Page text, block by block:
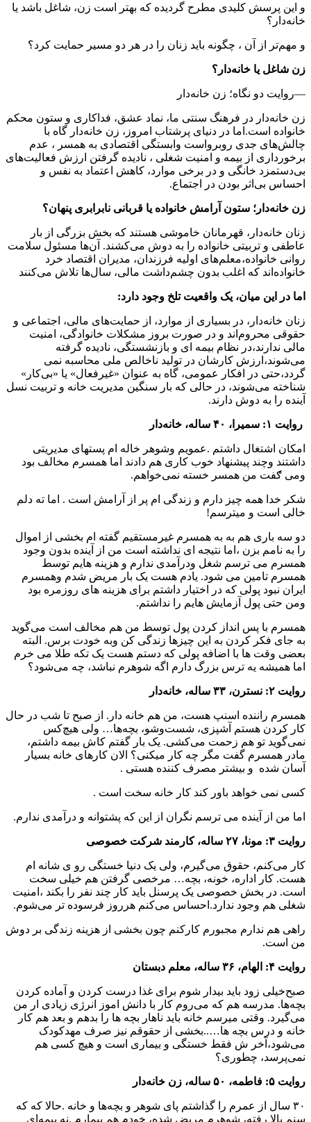
و این پرسش کلیدی مطرح گردیده که بهتر است زن، شاغل باشد یا
خانه‌دار؟
و مهم‌تر از آن ، چگونه باید زنان را در هر دو مسیر حمایت کرد؟
زن شاغل یا خانه‌دار؟
—روایت دو نگاه؛ زن خانه‌دار
زن خانه‌دار در فرهنگ سنتی ما، نماد عشق، فداکاری و ستون محکم
خانواده است.اما در دنیای پرشتاب امروز، زن خانه‌دار گاه با
چالش‌های جدی روبرواست وابستگی اقتصادی به همسر ، عدم
برخورداری از بیمه و امنیت شغلی ، نادیده گرفتن ارزش فعالیت‌های
بی‌دستمزد خانگی و در برخی موارد، کاهش اعتماد به نفس و
احساس بی‌اثر بودن در اجتماع.
زن خانه‌دار؛ ستون آرامش خانواده یا قربانی نابرابری پنهان؟
زنان خانه‌دار، قهرمانان خاموشی هستند که بخش بزرگی از بار
عاطفی و تربیتی خانواده را به دوش می‌کشند. آن‌ها مسئول سلامت
روانی خانواده‌،معلم‌های اولیه فرزندان‌، مدیران اقتصاد خرد
خانواده‌اند که اغلب بدون چشم‌داشت مالی، سال‌ها تلاش می‌کنند
اما در این میان، یک واقعیت تلخ وجود دارد:
زنان خانه‌دار، در بسیاری از موارد، از حمایت‌های مالی، اجتماعی و
حقوقی محروم‌اند و در صورت بروز مشکلات خانوادگی، امنیت
مالی ندارند،در نظام بیمه ای و بازنشستگی، نادیده گرفته
می‌شوند،ارزش کارشان در تولید ناخالص ملی محاسبه نمی
گردد،حتی در افکار عمومی، گاه به عنوان «غیرفعال» یا «بی‌کار»
شناخته می‌شوند، در حالی که بار سنگین مدیریت خانه و تربیت نسل
آینده را به دوش دارند.
روایت ۱: سمیرا، ۴۰ ساله، خانه‌دار
امکان اشتغال داشتم .عمویم وشوهر خاله ام پستهای مدیریتی
داشتند وچند پیشنهاد خوب کاری هم دادند اما همسرم مخالف بود
ومی ګفت من همسر خسته نمی‌خواهم.
شکر خدا همه چیز دارم و زندگی ام پر از آرامش است . اما ته دلم
خالی است و میترسم!
دو سه باری هم به به همسرم غیرمستقیم گفته ام بخشی از اموال
را به نامم بزن ،اما نتیجه ای نداشته است من از آینده بدون وجود
همسرم می ترسم شغل ودرآمدی ندارم و هزینه هایم توسط
همسرم تامین می شود. یادم هست یک بار مریض شدم وهمسرم
ایران نبود پولی که در اختیار داشتم برای هزینه های روزمره بود
ومن حتی پول آزمایش‌ هایم را نداشتم.
همسرم با پس انداز کردن پول توسط من هم مخالف است ‌می‌گوید
به جای فکر کردن به این چیزها زندگی کن وبه خودت برس. البته
بعضی وقت ها با اضافه پولی که دستم هست یک تکه طلا می خرم
اما همیشه یه ترس بزرگ دارم اگه شوهرم نباشد، چه می‌شود؟
روایت ۲: نسترن، ۳۳ ساله، خانه‌دار
همسرم راننده اسنپ هست، من هم خانه دار. از صبح تا شب در حال
کار کردن هستم آشپزی، شست‌وشو، بچه‌ها… ولی هیچ‌کس
نمی‌گوید تو هم زحمت می‌کشی. یک بار گفتم کاش بیمه داشتم،
مادر همسرم گفت مگر چه کار میکنی؟ الان کارهای خانه بسیار
آسان شده ‌ و بیشتر مصرف کننده هستی .
کسی نمی خواهد باور کند کار خانه سخت است .
اما من از آینده می ترسم ‌نگران از این که پشتوانه و درآمدی ندارم.
روایت ۳: مونا، ۲۷ ساله، کارمند شرکت خصوصی
کار می‌کنم، حقوق می‌گیرم، ولی یک دنیا خستگی رو ی شانه ام
هست. کار اداره، خونه، بچه… مرخصی گرفتن هم خیلی سخت
است. در بخش خصوصی یک پرسنل باید کار چند نفر را بکند ،امنیت
شغلی هم وجود ندارد.احساس می‌کنم هرروز فرسوده تر می‌شوم.
راهی هم ندارم مجبورم کارکنم چون بخشی از هزینه زندگی بر دوش
من است.
روایت ۴: الهام، ۳۶ ساله، معلم دبستان
صبح‌خیلی زود باید بیدار شوم برای غذا درست کردن و آماده کردن
بچه‌ها. مدرسه هم که می‌روم کار با دانش اموز انرژی زیادی ار من
می‌گیرد. وقتی میرسم خانه باید ناهار بچه ها را بدهم و بعد‌ هم کار
خانه و درس بچه ها…..بخشی از حقوقم نیز صرف مهدکودک
می‌شود،آخر ش فقط خستگی و بیماری است و هیچ‌ کسی هم
نمی‌پرسد، چطوری؟
روایت ۵: فاطمه، ۵۰ ساله، زن خانه‌دار
۳۰ سال از عمرم را گذاشتم پای شوهر و بچه‌ها و خانه .حالا که که
سنم بالا رفته، شوهرم مریض شده، خودم هم بیمارم .نه بیمه‌ای